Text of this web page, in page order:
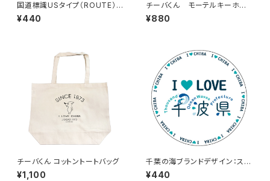
国道標識USタイプ（ROUTE）ス
テッカー 513号線
¥440
チーバくん モーテルキーホル
ダー design3
¥880
チーバくん コットントートバッグ
¥1,100
千葉の海ブランドデザイン：ステ
ッカー3
¥440